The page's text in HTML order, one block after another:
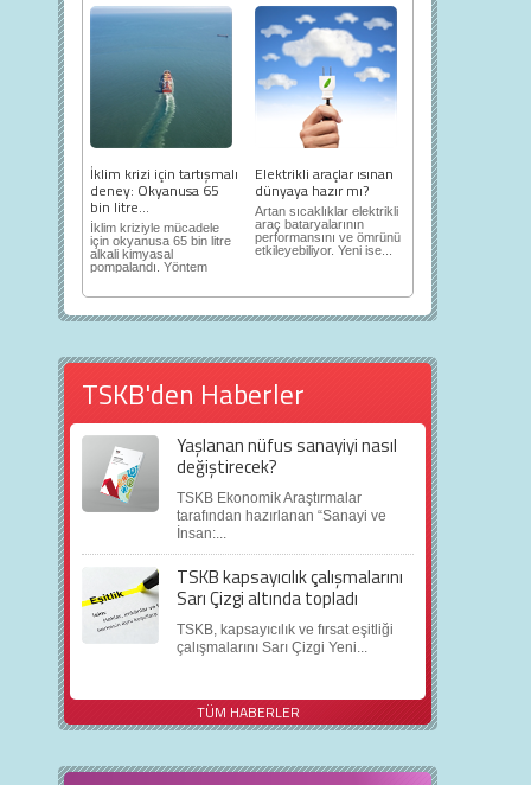
İklim krizi için tartışmalı
deney: Okyanusa 65
bin litre...
İklim kriziyle mücadele
için okyanusa 65 bin litre
alkali kimyasal
pompalandı. Yöntem
Elektrikli araçlar ısınan
dünyaya hazır mı?
Artan sıcaklıklar elektrikli
araç bataryalarının
performansını ve ömrünü
etkileyebiliyor. Yeni ise...
TSKB'den Haberler
Yaşlanan nüfus sanayiyi nasıl
değiştirecek?
TSKB Ekonomik Araştırmalar
tarafından hazırlanan “Sanayi ve
İnsan:...
TSKB kapsayıcılık çalışmalarını
Sarı Çizgi altında topladı
TSKB, kapsayıcılık ve fırsat eşitliği
çalışmalarını Sarı Çizgi Yeni...
TÜM HABERLER